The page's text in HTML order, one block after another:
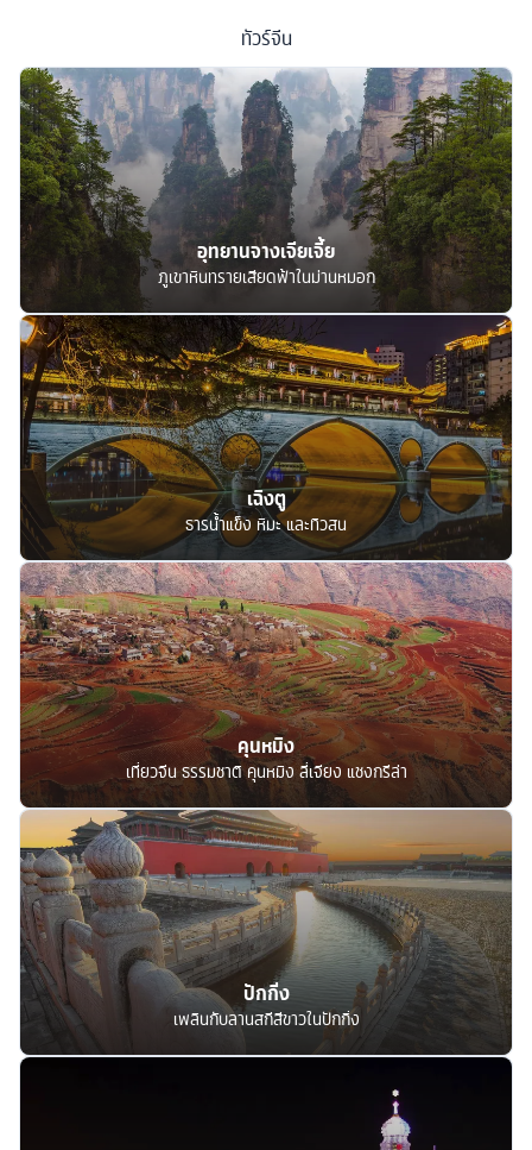
ทัวร์จีน
อุทยานจางเจียเจี้ย
ภูเขาหินทรายเสียดฟ้าในม่านหมอก
เฉิงตู
ธารน้ำแข็ง หิมะ และทิวสน
คุนหมิง
เที่ยวจีน ธรรมชาติ คุนหมิง ลี่เจียง แชงกรีล่า
ปักกิ่ง
เพลินกับลานสกีสีขาวในปักกิ่ง